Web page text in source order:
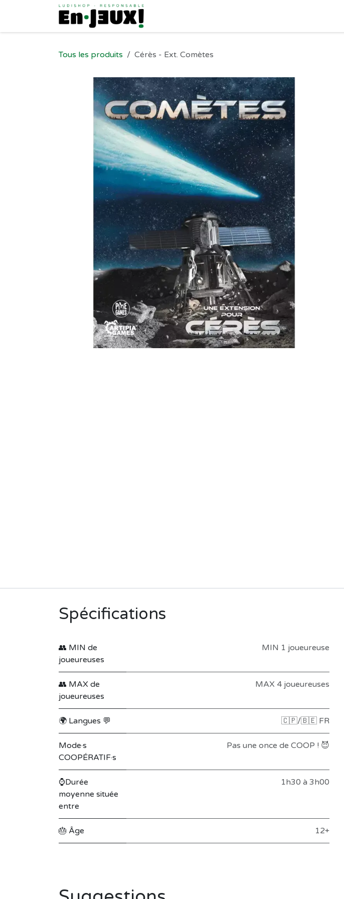
Se rendre au contenu
Tous les produits Cérès - Ext. Comètes
Spécifications
👥 MIN de
joueureuses
MIN 1 joueureuse
👥 MAX de
joueureuses
MAX 4 joueureuses
🌍 Langues 💬 🇨🇵/🇧🇪 FR
Mode·s
COOPÉRATIF·s
Pas une once de COOP ! 😈
⌚Durée
moyenne située
entre
1h30 à 3h00
🎂 Âge 12+